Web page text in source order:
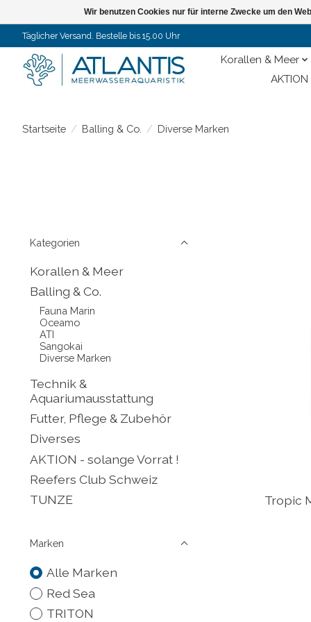
Täglicher Versand. Bestelle bis 15.00 Uhr
Korallen & Meer
Startseite / Balling & Co. / Diverse Marken
Kategorien
Korallen & Meer
Balling & Co.
Fauna Marin
Oceamo
ATI
Sangokai
Diverse Marken
Technik &
Aquariumausstattung
Futter, Pflege & Zubehör
Diverses
AKTION - solange Vorrat !
Reefers Club Schweiz
TUNZE
Marken
Alle Marken
Red Sea
TRITON
Tropic
Wir benutzen Cookies nur für interne Zwecke um den